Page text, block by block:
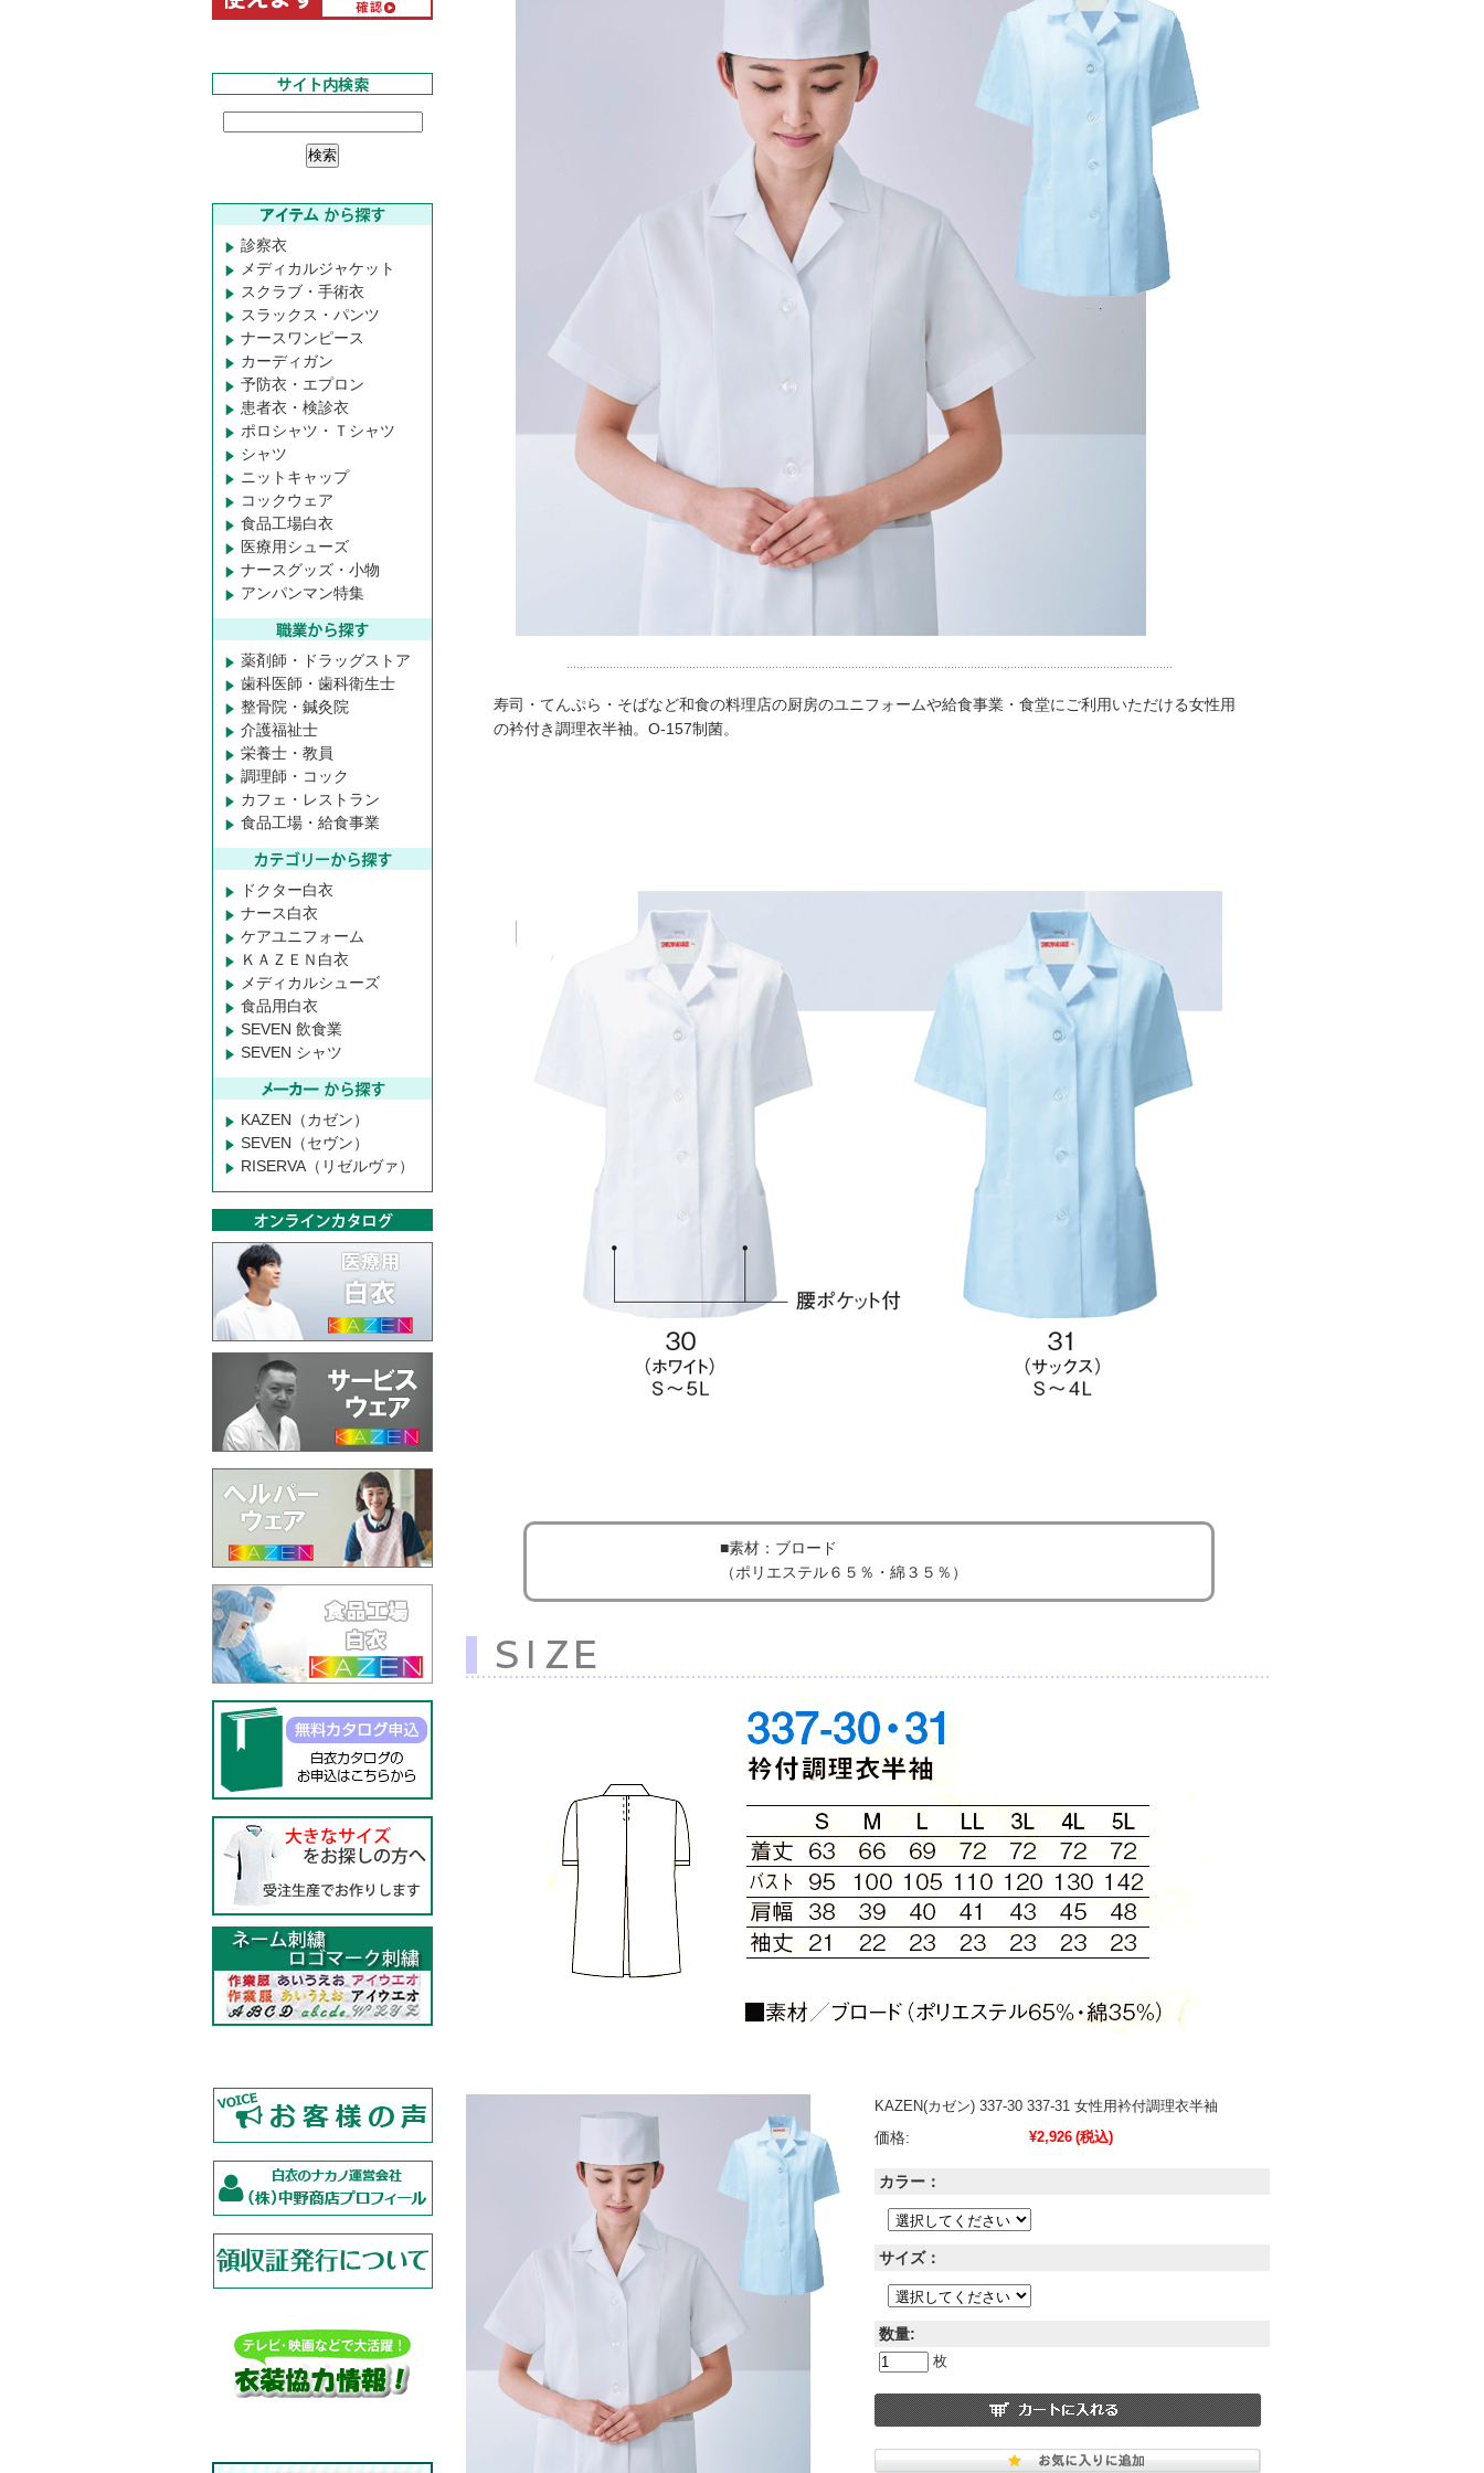
寿司・てんぷら・そばなど和食の料理店の厨房のユニフォームや給食事業・食堂にご利用いただける女性用
の衿付き調理衣半袖。O-157制菌。
■素材：ブロード
（ポリエステル６５％・綿３５％）
KAZEN(カゼン) 337-30 337-31 女性用衿付調理衣半袖
価格: ¥2,926 (税込)
カラー：
サイズ：
数量:
枚
診察衣
メディカルジャケット
スクラブ・手術衣
スラックス・パンツ
ナースワンピース
カーディガン
予防衣・エプロン
患者衣・検診衣
ポロシャツ・Ｔシャツ
シャツ
ニットキャップ
コックウェア
食品工場白衣
医療用シューズ
ナースグッズ・小物
アンパンマン特集
薬剤師・ドラッグストア
歯科医師・歯科衛生士
整骨院・鍼灸院
介護福祉士
栄養士・教員
調理師・コック
カフェ・レストラン
食品工場・給食事業
ドクター白衣
ナース白衣
ケアユニフォーム
ＫＡＺＥＮ白衣
メディカルシューズ
食品用白衣
SEVEN 飲食業
SEVEN シャツ
KAZEN（カゼン）
SEVEN（セヴン）
RISERVA（リゼルヴァ）